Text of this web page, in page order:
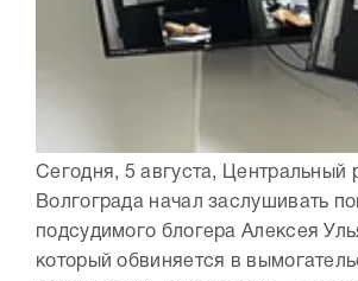
Сегодня, 5 августа, Центральный
Волгограда начал заслушивать
подсудимого блогера Алексея
который обвиняется в